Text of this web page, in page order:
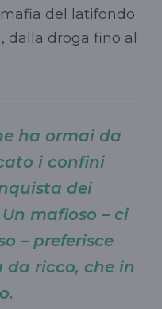
del latifondo
dalla droga fino al
ha ormai da
i confini
dei
Un mafioso – ci
– preferisce
da ricco, che in
.